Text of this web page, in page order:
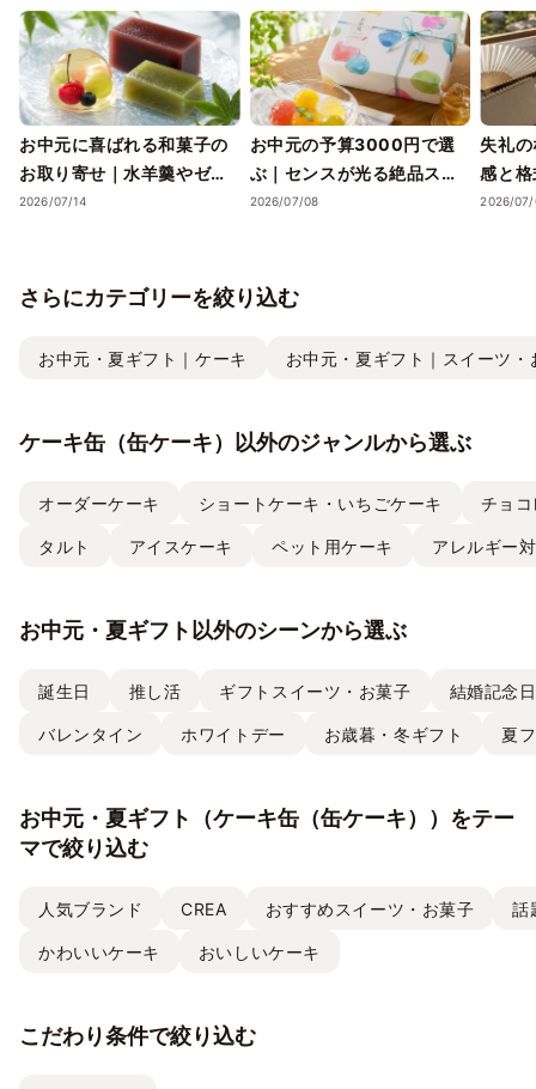
お中元に喜ばれる和菓子の
お取り寄せ｜水羊羹やゼリ
ーで涼を届ける夏ギフト
2026/07/14
お中元の予算3000円で選
ぶ｜センスが光る絶品スイ
ーツギフトと失敗しない選
2026/07/08
失礼
感と
ツギフ
2026/
さらにカテゴリーを絞り込む
お中元・夏ギフト｜ケーキ お中元・夏ギフト｜スイーツ・
ケーキ缶（缶ケーキ）以外のジャンルから選ぶ
オーダーケーキ ショートケーキ・いちごケーキ チョ
タルト アイスケーキ ペット用ケーキ アレルギー
お中元・夏ギフト以外のシーンから選ぶ
誕生日 推し活 ギフトスイーツ・お菓子 結婚記念日
バレンタイン ホワイトデー お歳暮・冬ギフト 夏
お中元・夏ギフト（ケーキ缶（缶ケーキ））をテー
マで絞り込む
人気ブランド CREA おすすめスイーツ・お菓子 話
かわいいケーキ おいしいケーキ
こだわり条件で絞り込む